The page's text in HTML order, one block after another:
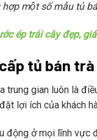
hợp một số mẫu tủ
ép trái cây đẹp,
tủ bán
trung gian luôn là
lợi ích của khách
động ở mọi lĩnh